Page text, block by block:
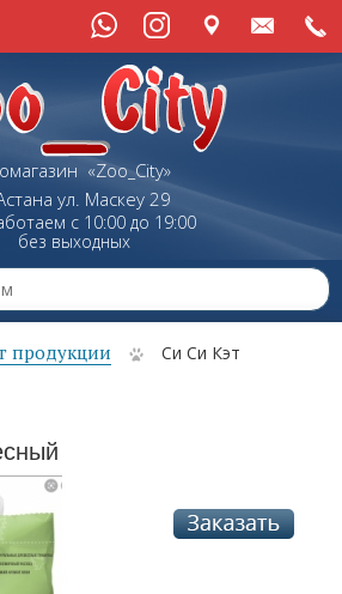
«Zoo_City»
ул. Маскеу29
с 10:00 до 19:00
без выходных
продукции
Си Си Кэт